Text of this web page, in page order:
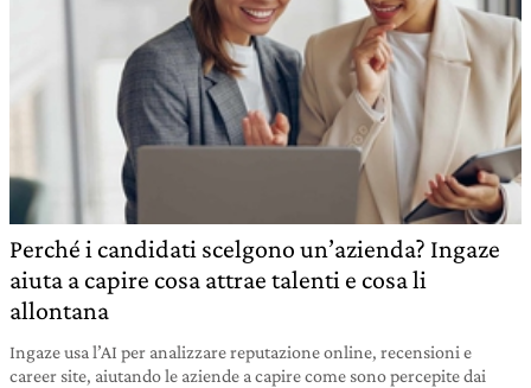
Perché i candidati scelgono un’azienda? Ingaze
aiuta a capire cosa attrae talenti e cosa li
allontana
Ingaze usa l’AI per analizzare reputazione online, recensioni e
career site, aiutando le aziende a capire come sono percepite dai